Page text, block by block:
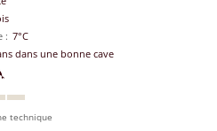
7°C
dans une bonne cave
technique